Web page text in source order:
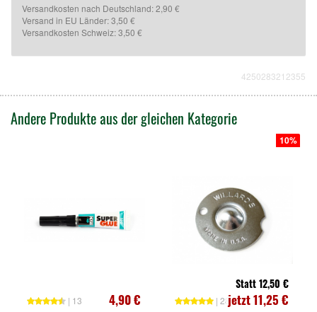
Versandkosten nach Deutschland: 2,90 €
Versand in EU Länder: 3,50 €
Versandkosten Schweiz: 3,50 €
4250283212355
Andere Produkte aus der gleichen Kategorie
4,90 €
| 13
10%
Statt 12,50 €
jetzt 11,25 €
| 28